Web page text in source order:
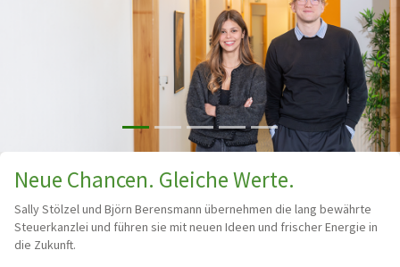
Neue Chancen. Gleiche Werte.
Sally Stölzel und Björn Berensmann übernehmen die lang bewährte
Steuerkanzlei und führen sie mit neuen Ideen und frischer Energie in
die Zukunft.